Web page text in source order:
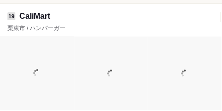
19 CaliMart
栗東市 / ハンバーガー